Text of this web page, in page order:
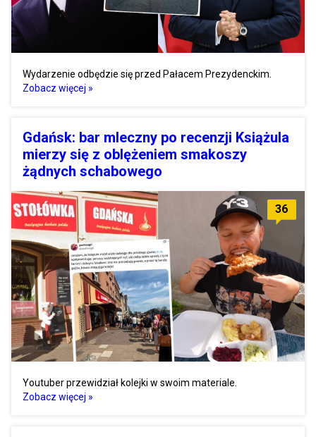
Wydarzenie odbędzie się przed Pałacem Prezydenckim.
Zobacz więcej »
Gdańsk: bar mleczny po recenzji Książula
mierzy się z oblężeniem smakoszy
żądnych schabowego
36
Youtuber przewidział kolejki w swoim materiale.
Zobacz więcej »